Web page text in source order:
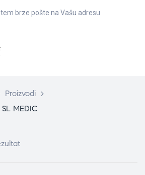
brze pošte na Vašu adresu
Proizvodi >
MEDIC